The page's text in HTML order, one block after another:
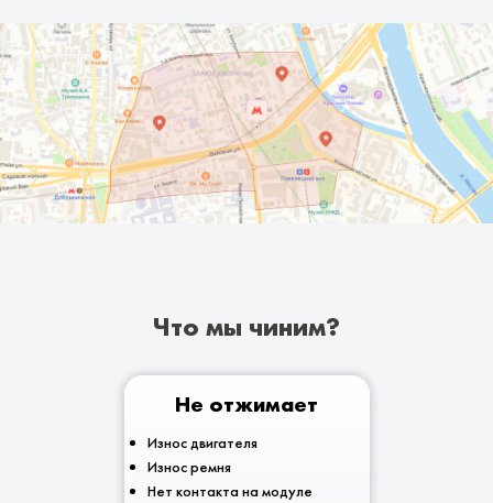
Что мы чиним?
Не отжимает
Износ двигателя
Износ ремня
Нет контакта на модуле